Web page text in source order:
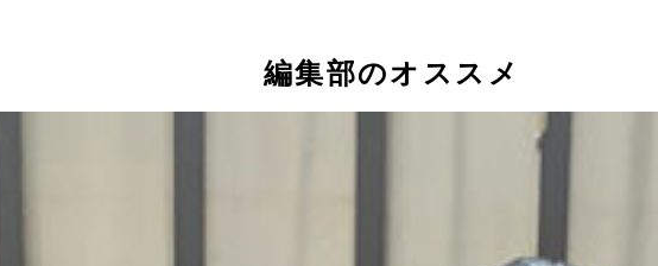
編集部のオススメ